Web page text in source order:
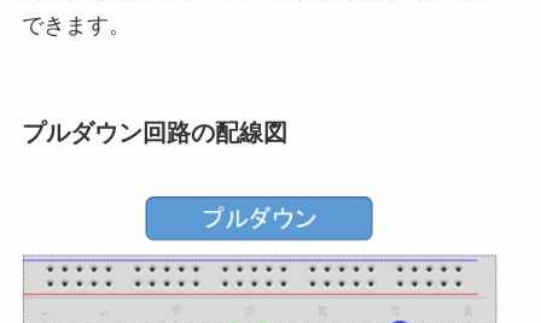
できます。
プルダウン回路の配線図